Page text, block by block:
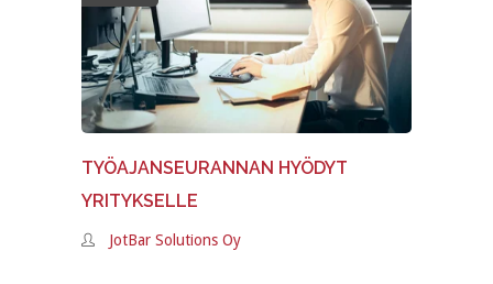
TYÖAJANSEURANNAN HYÖDYT
YRITYKSELLE
JotBar Solutions Oy